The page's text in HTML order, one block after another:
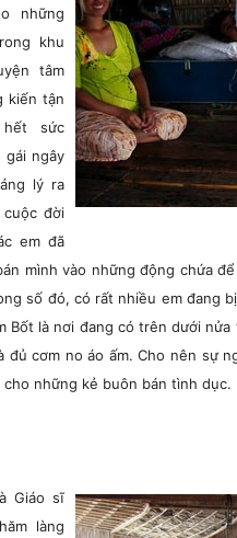
những
khu
tâm
kiến tận
sức
gái ngây
lý ra
đời
em đã
mình vào những động chứa
số đó, có rất nhiều em đang
Bốt là nơi đang có trên dưới
đủ cơm no áo ấm. Cho nên sự
những kẻ buôn bán tình dục.
Giáo sĩ
làng